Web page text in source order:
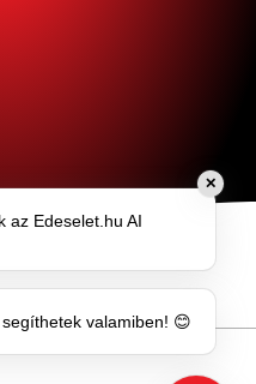
✕
az Edeselet.hu AI
valamiben! 😊